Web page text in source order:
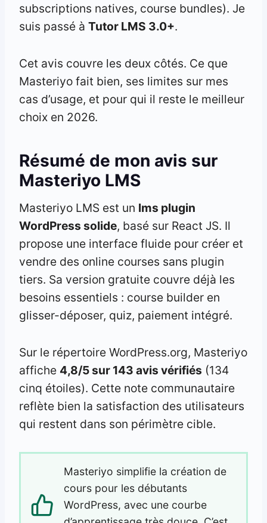
subscriptions natives, course bundles). Je
suis passé à Tutor LMS 3.0+.
Cet avis couvre les deux côtés. Ce que
Masteriyo fait bien, ses limites sur mes
cas d’usage, et pour qui il reste le meilleur
choix en 2026.
Résumé de mon avis sur
Masteriyo LMS
Masteriyo LMS est un lms plugin
WordPress solide, basé sur React JS. Il
propose une interface fluide pour créer et
vendre des online courses sans plugin
tiers. Sa version gratuite couvre déjà les
besoins essentiels : course builder en
glisser-déposer, quiz, paiement intégré.
Sur le répertoire WordPress.org, Masteriyo
affiche 4,8/5 sur 143 avis vérifiés (134
cinq étoiles). Cette note communautaire
reflète bien la satisfaction des utilisateurs
qui restent dans son périmètre cible.
Masteriyo simplifie la création de
cours pour les débutants
WordPress, avec une courbe